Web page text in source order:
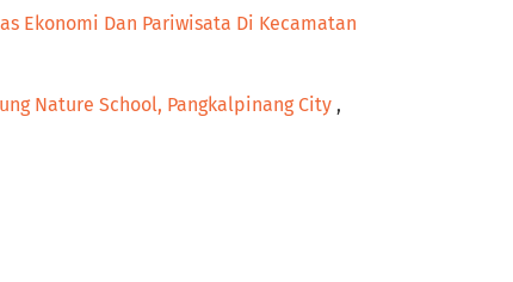
Ekonomi Dan Pariwisata Di Kecamatan
Nature School, Pangkalpinang City ,